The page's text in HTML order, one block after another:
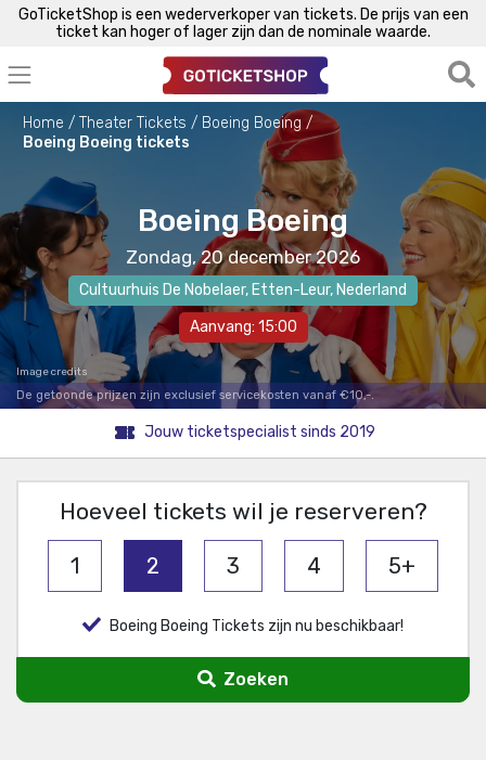
GoTicketShop is een wederverkoper van tickets. De prijs van een
ticket kan hoger of lager zijn dan de nominale waarde.
Home Theater Tickets
Boeing Boeing
Boeing Boeing tickets
Boeing Boeing
Zondag, 20 december 2026
Cultuurhuis De Nobelaer, Etten-Leur, Nederland
Aanvang: 15:00
Image credits
De getoonde prijzen zijn exclusief servicekosten vanaf €10,-.
Jouw ticketspecialist sinds 2019
Hoeveel tickets wil je reserveren?
1 2 3 4 5+
Boeing Boeing Tickets zijn nu beschikbaar!
Zoeken